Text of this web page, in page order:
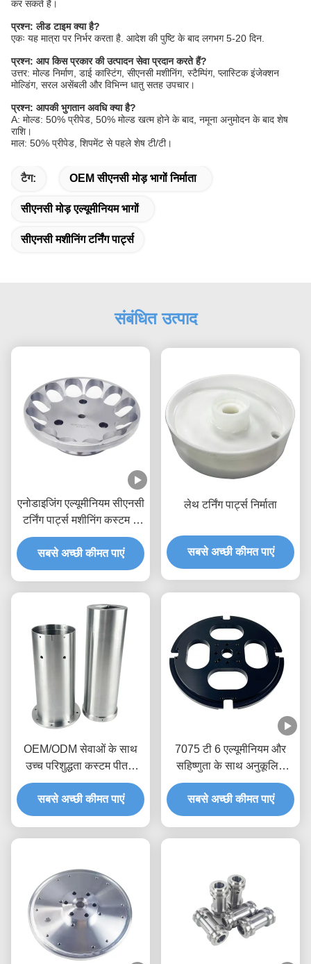
कर सकते हैं।
प्रश्न: लीड टाइम क्या है?
एकः यह मात्रा पर निर्भर करता है. आदेश की पुष्टि के बाद लगभग 5-20 दिन.
प्रश्न: आप किस प्रकार की उत्पादन सेवा प्रदान करते हैं?
उत्तर: मोल्ड निर्माण, डाई कास्टिंग, सीएनसी मशीनिंग, स्टैम्पिंग, प्लास्टिक इंजेक्शन
मोल्डिंग, सरल असेंबली और विभिन्न धातु सतह उपचार।
प्रश्न: आपकी भुगतान अवधि क्या है?
A: मोल्ड: 50% प्रीपेड, 50% मोल्ड खत्म होने के बाद, नमूना अनुमोदन के बाद शेष
राशि।
माल: 50% प्रीपेड, शिपमेंट से पहले शेष टी/टी।
टैग: OEM सीएनसी मोड़ भागों निर्माता
सीएनसी मोड़ एल्यूमीनियम भागों
सीएनसी मशीनिंग टर्निंग पार्ट्स
संबंधित उत्पाद
एनोडाइजिंग एल्यूमीनियम सीएनसी
टर्निंग पार्ट्स मशीनिंग कस्टम 5
एक्सिस सीएनसी मिलिंग
सबसे अच्छी कीमत पाएं
लेथ टर्निंग पार्ट्स निर्माता
सबसे अच्छी कीमत पाएं
OEM/ODM सेवाओं के साथ
उच्च परिशुद्धता कस्टम पीतल
सीएनसी टर्निंग पार्ट्स
सबसे अच्छी कीमत पाएं
7075 टी 6 एल्यूमीनियम और
सहिष्णुता के साथ अनुकूलित
सीएनसी टर्निंग पार्ट्स +/- 0.01-
0.005 मिमी सटीक धातु भागों के
लिए
सबसे अच्छी कीमत पाएं